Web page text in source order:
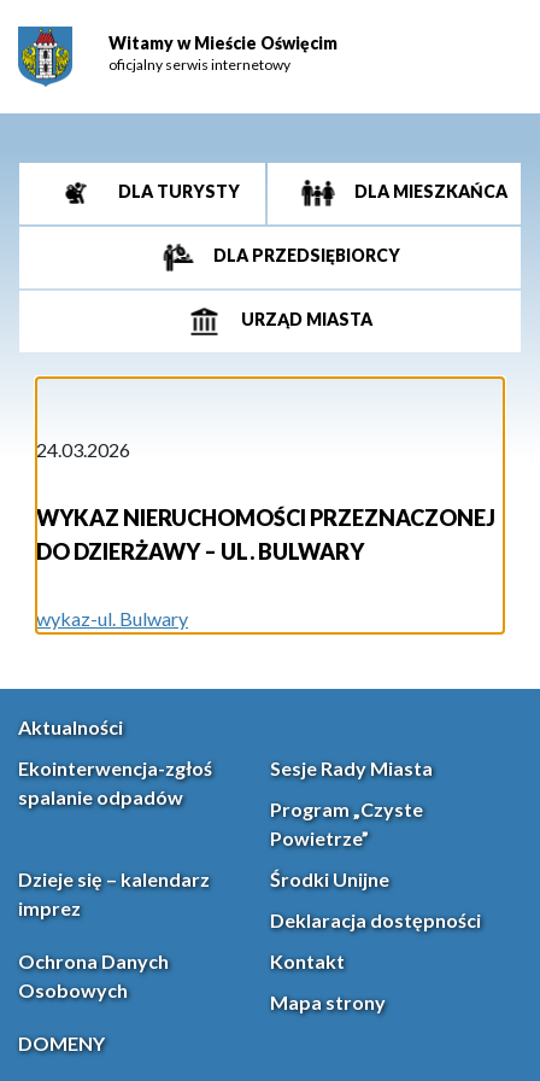
Witamy w Mieście Oświęcim
oficjalny serwis internetowy
DLA TURYSTY DLA MIESZKAŃCA
DLA PRZEDSIĘBIORCY
URZĄD MIASTA
24.03.2026
WYKAZ NIERUCHOMOŚCI PRZEZNACZONEJ
DO DZIERŻAWY – UL. BULWARY
wykaz-ul. Bulwary
Aktualności
Ekointerwencja-zgłoś
spalanie odpadów
Sesje Rady Miasta
Program „Czyste
Powietrze”
Dzieje się – kalendarz
imprez
Środki Unijne
Deklaracja dostępności
Ochrona Danych
Osobowych
Kontakt
Mapa strony
DOMENY